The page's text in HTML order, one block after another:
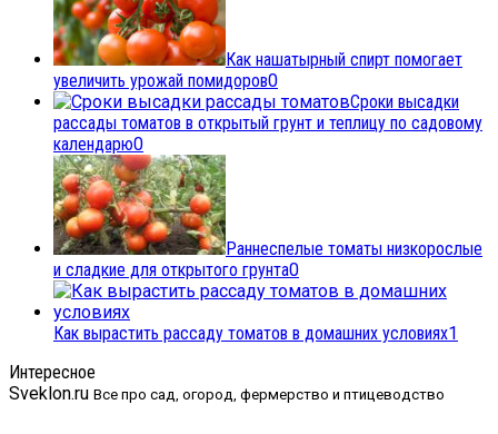
Как нашатырный спирт помогает
увеличить урожай помидоров0
Сроки высадки
рассады томатов в открытый грунт и теплицу по садовому
календарю0
Раннеспелые томаты низкорослые
и сладкие для открытого грунта0
Как вырастить рассаду томатов в домашних условиях1
Интересное
Sveklon.ru Все про сад, огород, фермерство и птицеводство